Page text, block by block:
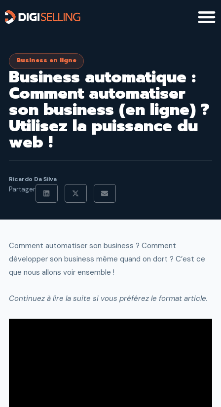
au
Business en ligne
Business automatique :
Comment automatiser
son business (en ligne) ?
Utilisez la puissance du
web !
Ricardo Da Silva
Partager
Comment automatiser son business ? Comment
développer son business même quand on dort ? C’est ce
que nous allons voir ensemble !
Continuez à lire la suite si vous préférez le format article.